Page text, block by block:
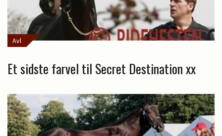
Avl
Et sidste farvel til Secret Destination xx